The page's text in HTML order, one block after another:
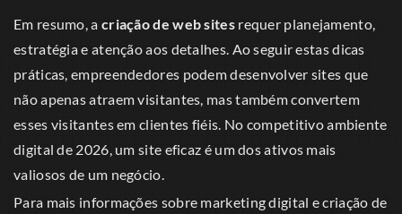
Em resumo, a criação de web sitesrequer planejamento,
estratégia e atenção aos detalhes. Ao seguir estas dicas
práticas, empreendedores podem desenvolver sites que
não apenas atraem visitantes, mas também convertem
esses visitantes em clientes fiéis. No competitivo ambiente
digital de 2026, um site eficaz é um dos ativos mais
valiosos de um negócio.
Para mais informações sobre marketing digital e criação de